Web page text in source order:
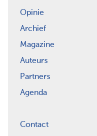
Opinie
Archief
Magazine
Auteurs
Partners
Agenda
Contact